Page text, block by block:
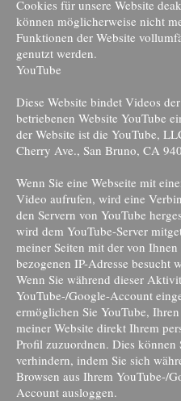
Cookies für unsere Website
können möglicherweise nicht
Funktionen der Website
genutzt werden.
YouTube
Diese Website bindet Videos
betriebenen Website YouTube
der Website ist die YouTube,
Cherry Ave., San Bruno, CA
Wenn Sie eine Webseite mit
Video aufrufen, wird eine
den Servern von YouTube
wird dem YouTube-Server
meiner Seiten mit der von Ihnen
bezogenen IP-Adresse besucht
Wenn Sie während dieser
YouTube-/Google-Account
ermöglichen Sie YouTube,
meiner Website direkt Ihrem
Profil zuzuordnen. Dies können
verhindern, indem Sie sich
Browsen aus Ihrem YouTube-/
Account ausloggen.